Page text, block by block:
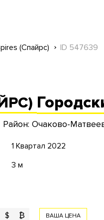
(Спайрс) ID 547639
Район: Очаково-
1 Квартал 2022
3 м
$ ₿ ВАША ЦЕНА